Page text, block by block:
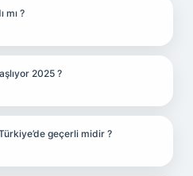
mı ?
2025 ?
geçerli midir ?